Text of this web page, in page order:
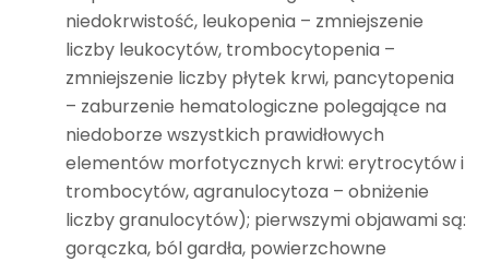
niedokrwistość, leukopenia – zmniejszenie
liczby leukocytów, trombocytopenia –
zmniejszenie liczby płytek krwi, pancytopenia
– zaburzenie hematologiczne polegające na
niedoborze wszystkich prawidłowych
elementów morfotycznych krwi: erytrocytów i
trombocytów, agranulocytoza – obniżenie
liczby granulocytów); pierwszymi objawami są:
gorączka, ból gardła, powierzchowne